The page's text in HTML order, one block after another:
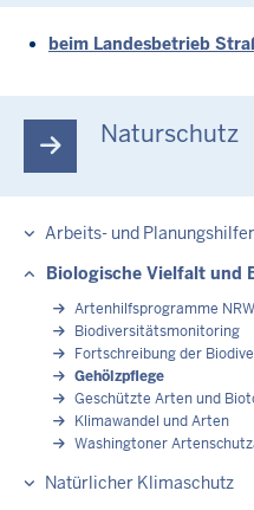
beim Landesbetrieb
Naturschutz
Arbeits- und
Biologische Vielfalt und
Artenhilfsprogramme NRW
Biodiversitätsmonitoring
Fortschreibung der
Gehölzpflege
Geschützte Arten und
Klimawandel und Arten
Washingtoner
Natürlicher Klimaschutz